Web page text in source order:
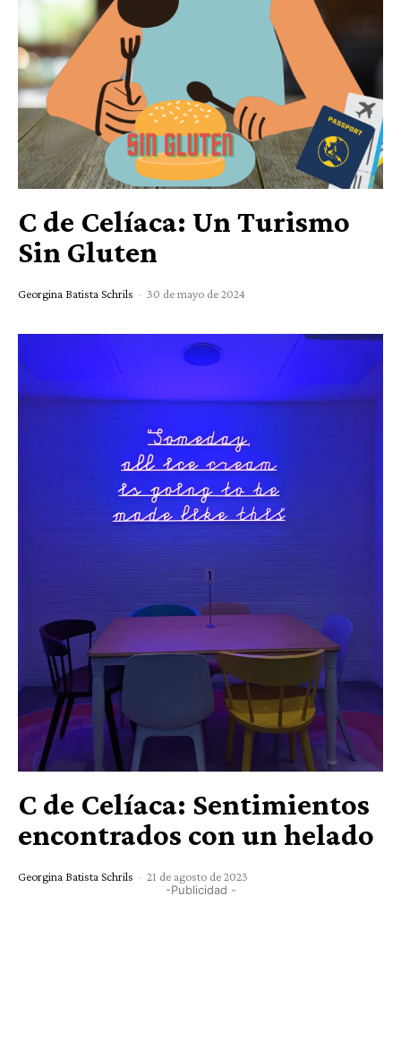
C de Celíaca: Un Turismo
Sin Gluten
Georgina Batista Schrils - 30 de mayo de 2024
C de Celíaca: Sentimientos
encontrados con un helado
Georgina Batista Schrils - 21 de agosto de 2023
-Publicidad -